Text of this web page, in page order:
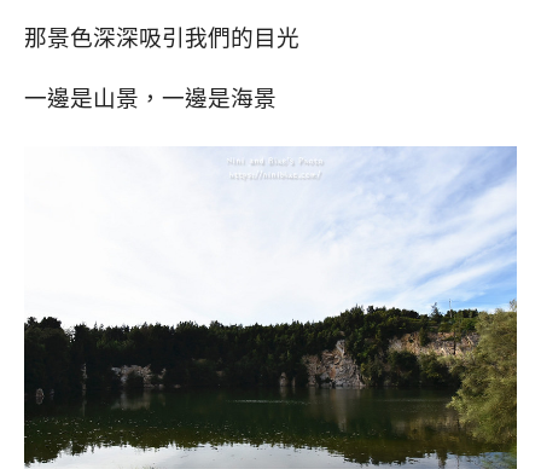
那景色深深吸引我們的目光
一邊是山景，一邊是海景